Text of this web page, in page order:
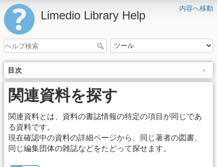
内容へ移動
Limedio Library Help
目次
関連資料を探す
関連資料とは、資料の書誌情報の特定の項目が同じであ
る資料です。
現在確認中の資料の詳細ページから、同じ著者の図書、
同じ編集団体の雑誌などをたどって探せます。